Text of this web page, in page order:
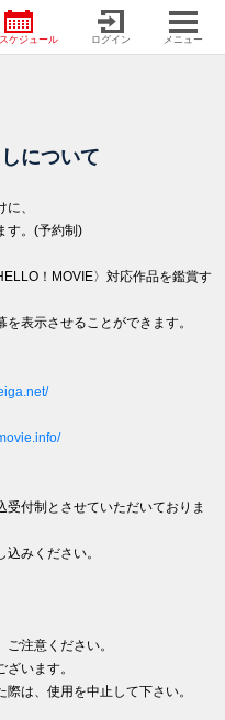
スケジュール ログイン メニュー
について
、
す。(予約制)
！MOVIE〉対応作品を鑑賞す
表示させることができます。
付制とさせていただいておりま
みください。
注意ください。
います。
は、使用を中止して下さい。